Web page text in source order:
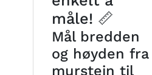
måle! 📏
Mål bredden
og høyden fra
murstein til